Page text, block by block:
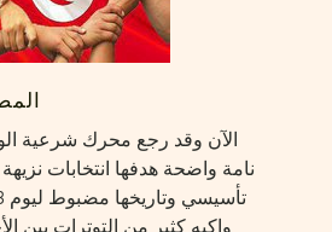
الآن وقد رجع محرك شرعية
نامة واضحة هدفها انتخابات
واكبه كثير من التوترات بين